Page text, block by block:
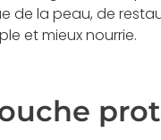
de la peau, de
et mieux nourrie.